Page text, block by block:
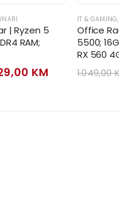
| Ryzen 5
RAM;
KMCurrent
IT & GAMING,
Office
5500;
RX 560
1.049,00